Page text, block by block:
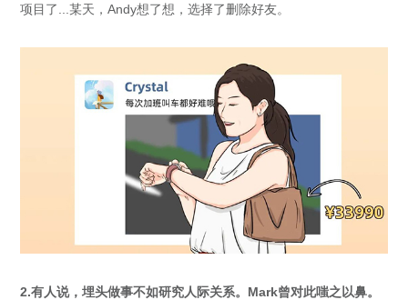
项目了...某天，Andy想了想，选择了删除好友。
2.有人说，埋头做事不如研究人际关系。Mark曾对此嗤之以鼻。